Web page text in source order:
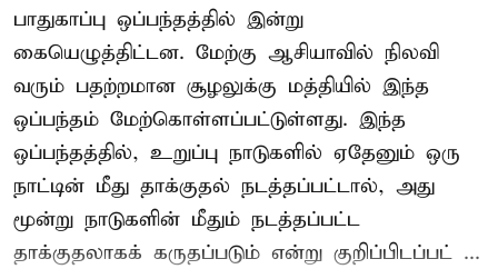
பாதுகாப்பு ஒப்பந்தத்தில் இன்று
கையெழுத்திட்டன. மேற்கு ஆசியாவில் நிலவி
வரும் பதற்றமான சூழலுக்கு மத்தியில் இந்த
ஒப்பந்தம் மேற்கொள்ளப்பட்டுள்ளது. இந்த
ஒப்பந்தத்தில், உறுப்பு நாடுகளில் ஏதேனும் ஒரு
நாட்டின் மீது தாக்குதல் நடத்தப்பட்டால், அது
மூன்று நாடுகளின் மீதும் நடத்தப்பட்ட
தாக்குதலாகக் கருதப்படும் என்று குறிப்பிடப்பட் ...